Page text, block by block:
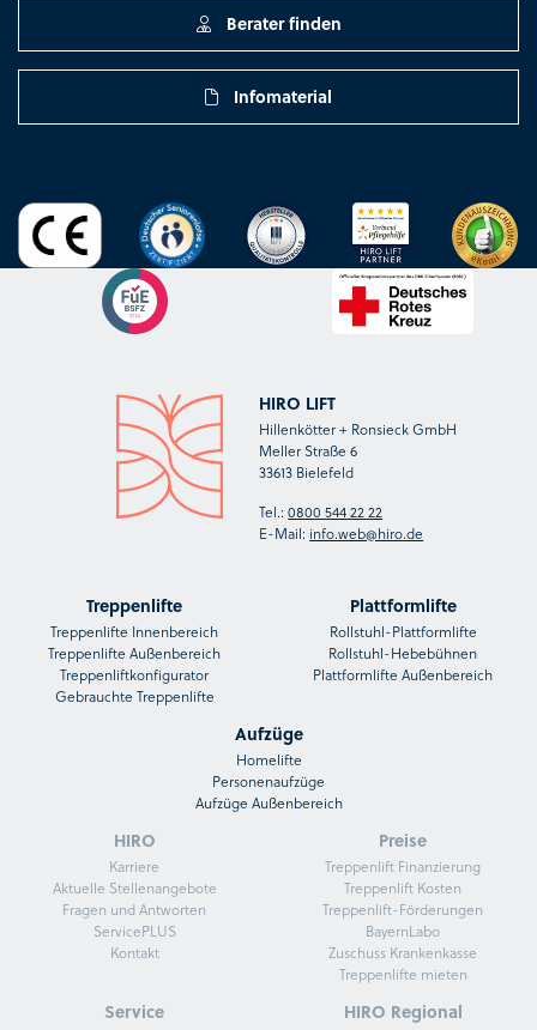
Berater finden
Infomaterial
HIRO LIFT
Hillenkötter + Ronsieck GmbH
Meller Straße 6
33613 Bielefeld
Tel.:0800 544 22 22
E-Mail: info.web@hiro.de
Treppenlifte
Treppenlifte Innenbereich
Treppenlifte Außenbereich
Treppenliftkonfigurator
Gebrauchte Treppenlifte
Plattformlifte
Rollstuhl-Plattformlifte
Rollstuhl-Hebebühnen
Plattformlifte Außenbereich
Aufzüge
Homelifte
Personenaufzüge
Aufzüge Außenbereich
HIRO
Karriere
Aktuelle Stellenangebote
Fragen und Antworten
ServicePLUS
Kontakt
Preise
Treppenlift Finanzierung
Treppenlift Kosten
Treppenlift-Förderungen
BayernLabo
Zuschuss Krankenkasse
Treppenlifte mieten
Service HIRO Regional